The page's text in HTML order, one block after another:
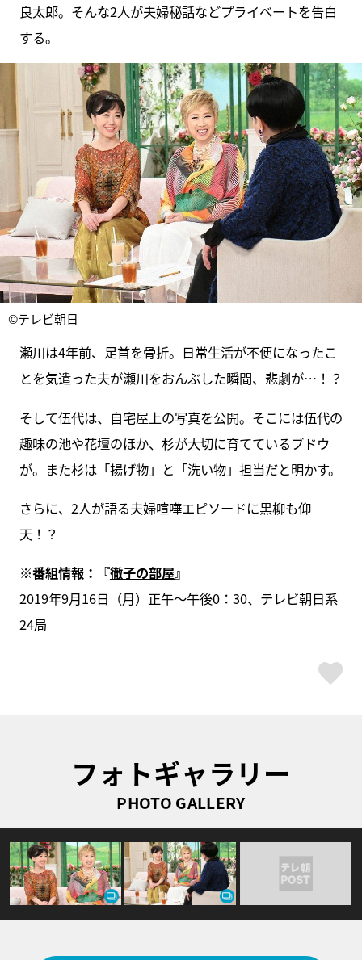
良太郎。そんな2人が夫婦秘話などプライベートを告白
する。
©テレビ朝日
瀬川は4年前、足首を骨折。日常生活が不便になったこ
とを気遣った夫が瀬川をおんぶした瞬間、悲劇が…！？
そして伍代は、自宅屋上の写真を公開。そこには伍代の
趣味の池や花壇のほか、杉が大切に育てているブドウ
が。また杉は「揚げ物」と「洗い物」担当だと明かす。
さらに、2人が語る夫婦喧嘩エピソードに黒柳も仰
天！？
※番組情報：『徹子の部屋』
2019年9月16日（月）正午～午後0：30、テレビ朝日系
24局
フォトギャラリー
PHOTO GALLERY